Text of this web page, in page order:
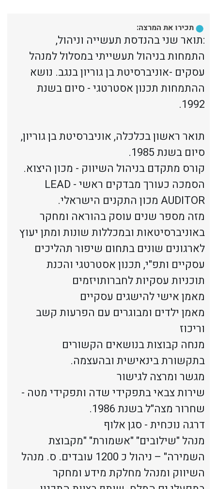
תכירו את המרצה:
:תואר שני בהנדסת תעשייה וניהול,
התמחות בניהול תעשייתי במסלול למנהל
עסקים -אוניברסיטת בן גוריון בנגב. נושא
ההתמחות תכנון אסטרטגי - סיום בשנת
1992.
תואר ראשון בכלכלה, אוניברסיטת בן גוריון,
סיום בשנת 1985.
קורס מתקדם בניהול השיווק - מכון היצוא.
הסמכה כעורך מבדקים ראשי - LEAD
AUDITOR מכון התקנים הישראלי.
מזה מספר שנים עוסק בהוראה ומחקר
באוניברסיטאות ובמכללות שונות ומתן יעוץ
לארגונים שונים בתחום שיפור תהליכים
עסקיים ותפ"י, תכנון אסטרטגי והכנת
תוכניות עסקיות לחברותויזמים
מאמן אישי להישגים עסקיים
מאמן ילדים ומבוגרים עם הפרעות קשב
וריכוז
מנחה קבוצות בנושאים הקשורים
בתקשורת בינאישית ובהעצמה.
מגשר ומרצה לגישור
שירות צבאי בתפקידי שדה ותפקידי מטה -
שחרור מצה"ל בשנת 1986.
דרגה נוכחית - סגן אלוף
מנהל "שילובים" "אשמורת" "מקבוצת
השמירה" – ניהול כ 1200 עובדים. ס. מנהל
השיווק ומנהל מחלקת מידע ומחקר